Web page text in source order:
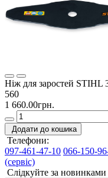
Ніж для заростей STIHL
560
1 660.00грн.
Додати до кошика
Телефони:
097-461-47-10 066-150-
(сервіс)
Слідкуйте за новинками